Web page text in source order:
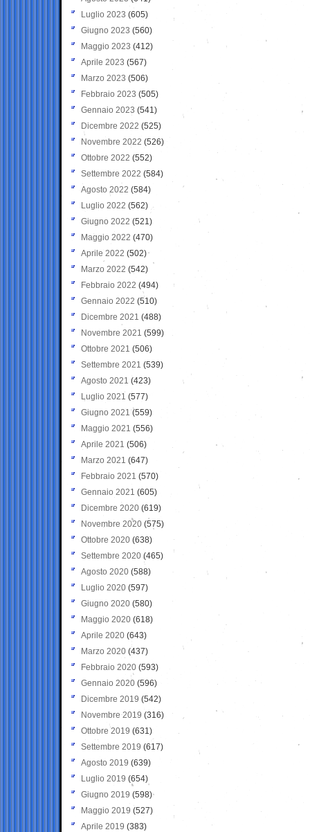
Luglio 2023 (605)
Giugno 2023 (560)
Maggio 2023 (412)
Aprile 2023 (567)
Marzo 2023 (506)
Febbraio 2023 (505)
Gennaio 2023 (541)
Dicembre 2022 (525)
Novembre 2022 (526)
Ottobre 2022 (552)
Settembre 2022 (584)
Agosto 2022 (584)
Luglio 2022 (562)
Giugno 2022 (521)
Maggio 2022 (470)
Aprile 2022 (502)
Marzo 2022 (542)
Febbraio 2022 (494)
Gennaio 2022 (510)
Dicembre 2021 (488)
Novembre 2021 (599)
Ottobre 2021 (506)
Settembre 2021 (539)
Agosto 2021 (423)
Luglio 2021 (577)
Giugno 2021(559)
Maggio 2021 (556)
Aprile 2021 (506)
Marzo 2021 (647)
Febbraio 2021 (570)
Gennaio 2021 (605)
Dicembre 2020 (619)
Novembre 2020 (575)
Ottobre 2020 (638)
Settembre 2020(465)
Agosto 2020 (588)
Luglio 2020 (597)
Giugno 2020 (580)
Maggio 2020 (618)
Aprile 2020 (643)
Marzo 2020 (437)
Febbraio 2020 (593)
Gennaio 2020 (596)
Dicembre 2019 (542)
Novembre 2019 (316)
Ottobre 2019 (631)
Settembre 2019 (617)
Agosto 2019 (639)
Luglio 2019 (654)
Giugno 2019 (598)
Maggio 2019 (527)
Aprile 2019 (383)